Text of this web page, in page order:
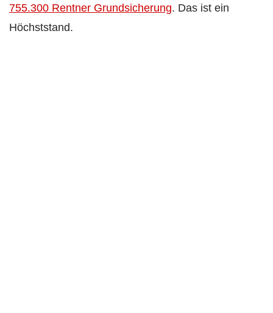
755.300 Rentner Grundsicherung. Das ist ein
Höchststand.